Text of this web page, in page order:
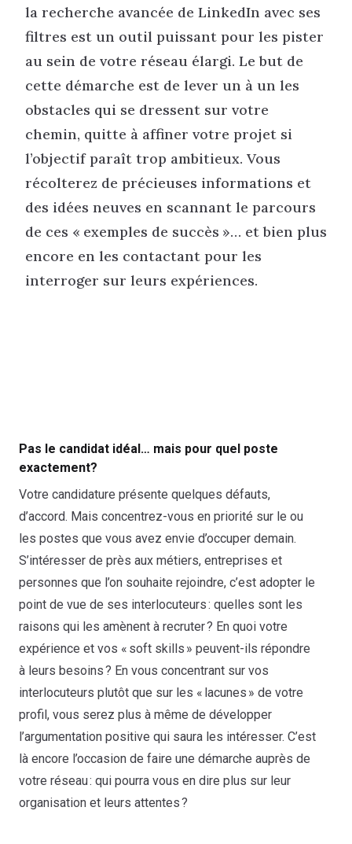
la recherche avancée de LinkedIn avec ses
filtres est un outil puissant pour les pister
au sein de votre réseau élargi. Le but de
cette démarche est de lever un à un les
obstacles qui se dressent sur votre
chemin, quitte à affiner votre projet si
l’objectif paraît trop ambitieux. Vous
récolterez de précieuses informations et
des idées neuves en scannant le parcours
de ces « exemples de succès »… et bien plus
encore en les contactant pour les
interroger sur leurs expériences.
Pas le candidat idéal… mais pour quel poste
exactement?
Votre candidature présente quelques défauts,
d’accord. Mais concentrez-vous en priorité sur le ou
les postes que vous avez envie d’occuper demain.
S’intéresser de près aux métiers, entreprises et
personnes que l’on souhaite rejoindre, c’est adopter le
point de vue de ses interlocuteurs : quelles sont les
raisons qui les amènent à recruter ? En quoi votre
expérience et vos « soft skills » peuvent-ils répondre
à leurs besoins ? En vous concentrant sur vos
interlocuteurs plutôt que sur les « lacunes » de votre
profil, vous serez plus à même de développer
l’argumentation positive qui saura les intéresser. C’est
là encore l’occasion de faire une démarche auprès de
votre réseau : qui pourra vous en dire plus sur leur
organisation et leurs attentes ?